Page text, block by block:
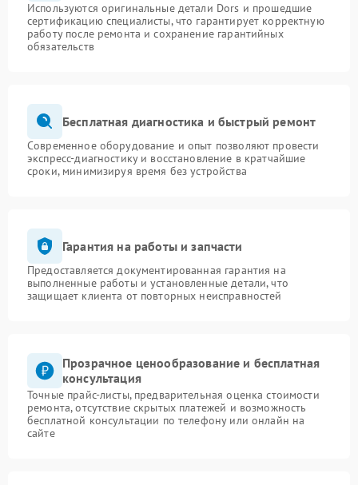
Используются оригинальные детали Dors и прошедшие
сертификацию специалисты, что гарантирует корректную
работу после ремонта и сохранение гарантийных
обязательств
Бесплатная диагностика и быстрый ремонт
Современное оборудование и опыт позволяют провести
экспресс-диагностику и восстановление в кратчайшие
сроки, минимизируя время без устройства
Гарантия на работы и запчасти
Предоставляется документированная гарантия на
выполненные работы и установленные детали, что
защищает клиента от повторных неисправностей
Прозрачное ценообразование и бесплатная
консультация
Точные прайс-листы, предварительная оценка стоимости
ремонта, отсутствие скрытых платежей и возможность
бесплатной консультации по телефону или онлайн на
сайте